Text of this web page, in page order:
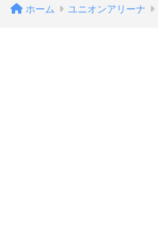
ホーム ユニオンアリーナ